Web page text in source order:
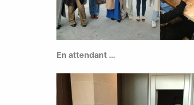
En attendant …